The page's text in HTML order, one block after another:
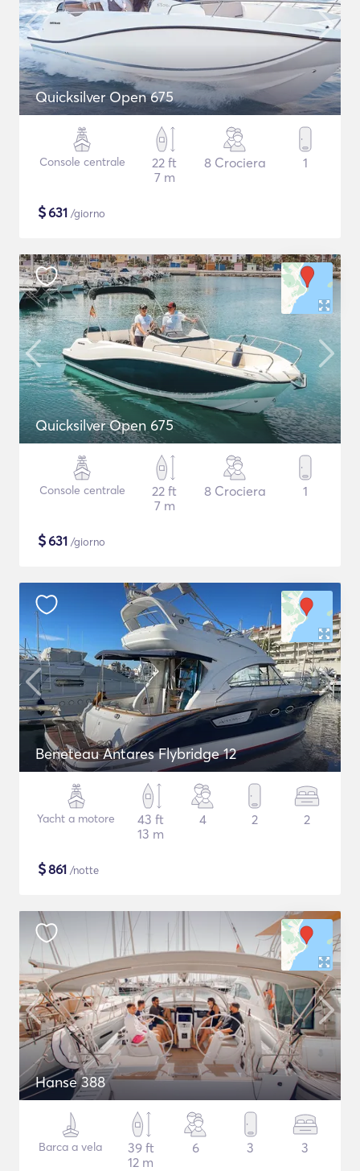
Quicksilver Open 675
Console centrale
22 ft
7 m
8 Crociera 1
$631 /giorno
Quicksilver Open 675
Console centrale
22 ft
7 m
8 Crociera 1
$631 /giorno
Beneteau Antares Flybridge 12
Yacht a motore
43 ft
13 m
4 2 2
$861 /notte
Hanse 388
Barca a vela
39 ft
12 m
6 3 3